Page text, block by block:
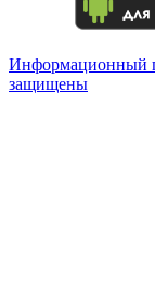
Информационный
защищены